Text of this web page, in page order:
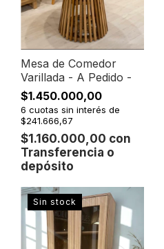
Mesa de Comedor
Varillada - A Pedido -
$1.450.000,00
$1.160.000,00 con
Transferencia o
depósito
6 cuotas sin interés de
$241.666,67
Sin stock